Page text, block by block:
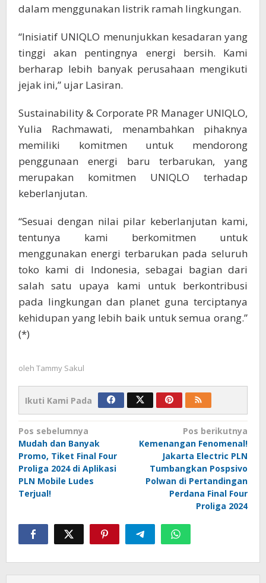
dalam menggunakan listrik ramah lingkungan.
“Inisiatif UNIQLO menunjukkan kesadaran yang
tinggi akan pentingnya energi bersih. Kami
berharap lebih banyak perusahaan mengikuti
jejak ini,” ujar Lasiran.
Sustainability & Corporate PR Manager UNIQLO,
Yulia Rachmawati, menambahkan pihaknya
memiliki komitmen untuk mendorong
penggunaan energi baru terbarukan, yang
merupakan komitmen UNIQLO terhadap
keberlanjutan.
“Sesuai dengan nilai pilar keberlanjutan kami,
tentunya kami berkomitmen untuk
menggunakan energi terbarukan pada seluruh
toko kami di Indonesia, sebagai bagian dari
salah satu upaya kami untuk berkontribusi
pada lingkungan dan planet guna terciptanya
kehidupan yang lebih baik untuk semua orang.”
(*)
oleh Tammy Sakul
Ikuti Kami Pada
Navigasi
pos
Pos sebelumnya
Mudah dan Banyak
Promo, Tiket Final Four
Proliga 2024 di Aplikasi
PLN Mobile Ludes
Terjual!
Pos berikutnya
Kemenangan Fenomenal!
Jakarta Electric PLN
Tumbangkan Pospsivo
Polwan di Pertandingan
Perdana Final Four
Proliga 2024